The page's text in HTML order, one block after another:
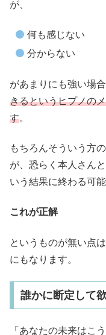
が、
何も感じない
分からない
があまりにも強い場合
きるというヒプノの
す。
もちろんそういう方
が、恐らく本人さん
いう結果に終わる可
これが正解
というものが無い点
にもなります。
誰かに断定して
「あなたの未来はこ